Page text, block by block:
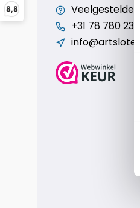
8,8
Veelgestelde
+31 78 780 2330